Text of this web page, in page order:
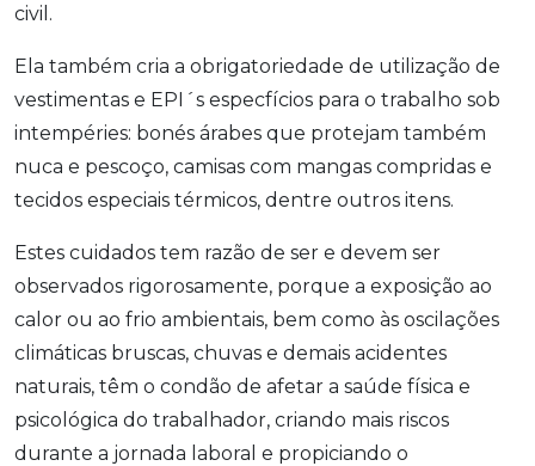
civil.
Ela também cria a obrigatoriedade de utilização de
vestimentas e EPI´s especfícios para o trabalho sob
intempéries: bonés árabes que protejam também
nuca e pescoço, camisas com mangas compridas e
tecidos especiais térmicos, dentre outros itens.
Estes cuidados tem razão de ser e devem ser
observados rigorosamente, porque a exposição ao
calor ou ao frio ambientais, bem como às oscilações
climáticas bruscas, chuvas e demais acidentes
naturais, têm o condão de afetar a saúde física e
psicológica do trabalhador, criando mais riscos
durante a jornada laboral e propiciando o